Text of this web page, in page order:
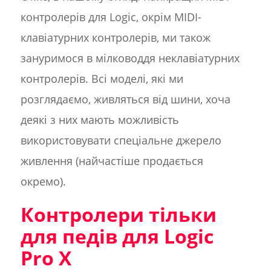
контролерів для Logic, окрім MIDI-
клавіатурних контролерів, ми також
зануримося в мілководдя неклавіатурних
контролерів. Всі моделі, які ми
розглядаємо, живляться від шини, хоча
деякі з них мають можливість
використовувати спеціальне джерело
живлення (найчастіше продається
окремо).
Контролери тільки
для педів для Logic
Pro X